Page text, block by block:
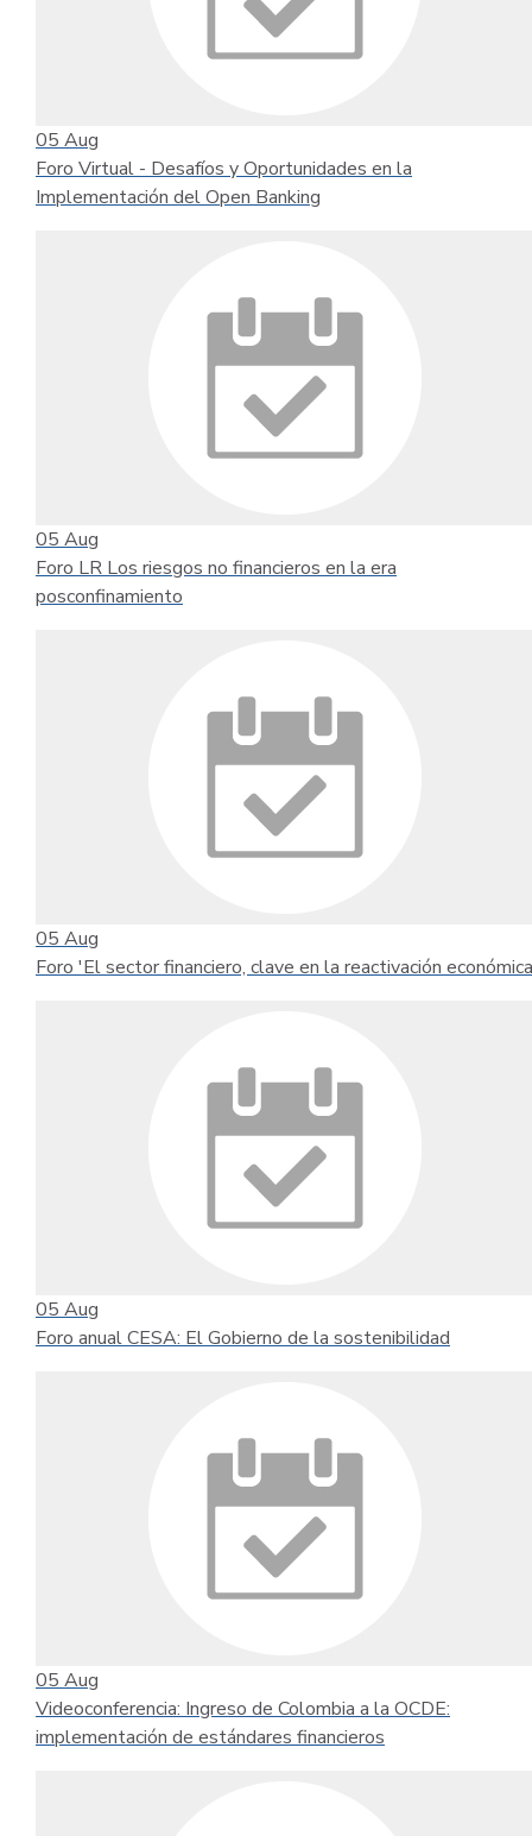
05 Aug
Foro Virtual - Desafíos y Oportunidades en la
Implementación del Open Banking
05 Aug
Foro LR Los riesgos no financieros en la era
posconfinamiento
05 Aug
Foro 'El sector financiero, clave en la reactivación
05 Aug
Foro anual CESA: El Gobierno de la sostenibilidad
05 Aug
Videoconferencia: Ingreso de Colombia a la OCDE:
implementación de estándares financieros